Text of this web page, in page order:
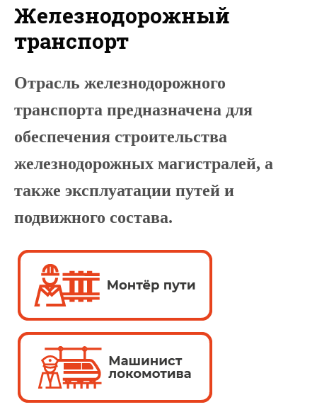
ОБРАЗОВАНИЯ И
НАУКИ СМОЛЕНСКОЙ ОБЛАСТИ
Железнодорожный
транспорт
Отрасль железнодорожного
транспорта предназначена для
обеспечения строительства
железнодорожных магистралей, а
также эксплуатации путей и
подвижного состава.